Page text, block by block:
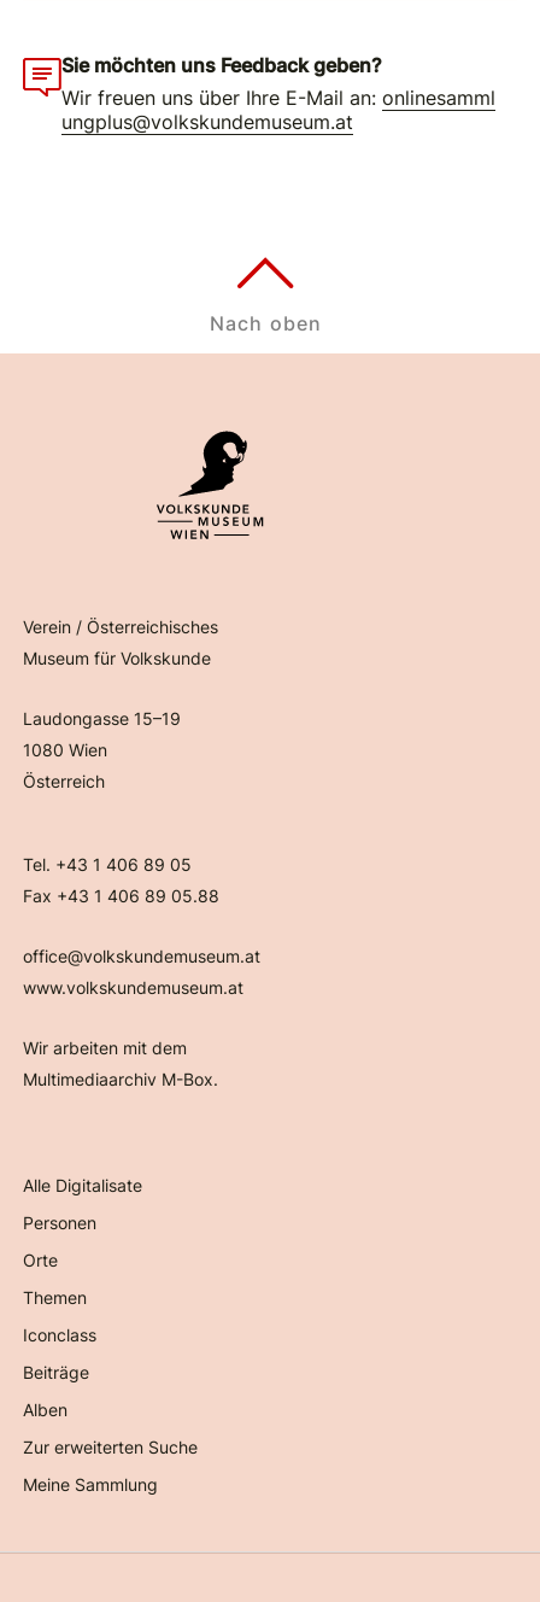
Sie möchten uns Feedback geben?
Wir freuen uns über Ihre E-Mail an:onlinesamml
ungplus@volkskundemuseum.at
Verein / Österreichisches
Museum für Volkskunde
Laudongasse 15–19
1080 Wien
Österreich
Tel. +43 1 406 89 05
Fax +43 1 406 89 05.88
office@volkskundemuseum.at
www.volkskundemuseum.at
Wir arbeiten mit dem
Multimediaarchiv M-Box.
Alle Digitalisate
Personen
Orte
Themen
Iconclass
Beiträge
Alben
Zur erweiterten Suche
Meine Sammlung
Nach oben